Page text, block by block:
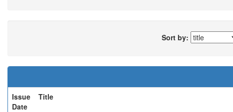
Sort by:
Issue
Date
Title